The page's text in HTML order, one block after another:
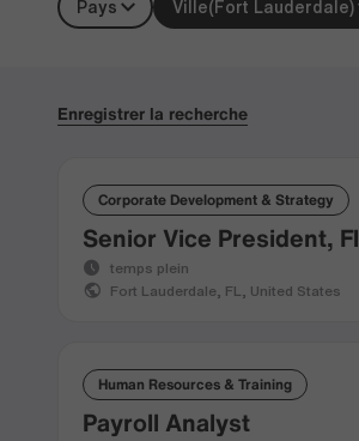
Pays Ville(Fort Lauderdale)
Enregistrer la recherche
Corporate Development & Strategy
Senior Vice President,
temps plein
Fort Lauderdale, FL, United States
Human Resources & Training
Payroll Analyst